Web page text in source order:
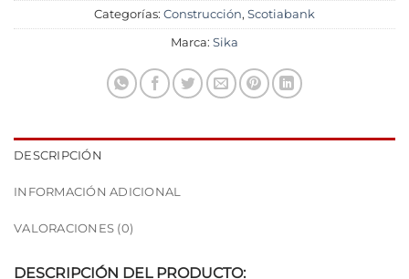
Categorías: Construcción, Scotiabank
Marca: Sika
DESCRIPCIÓN
INFORMACIÓN ADICIONAL
VALORACIONES (0)
DESCRIPCIÓN DEL PRODUCTO: